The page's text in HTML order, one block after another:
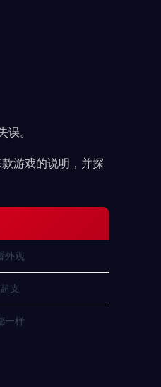
误。
游戏的说明，并探
外观
支
一样